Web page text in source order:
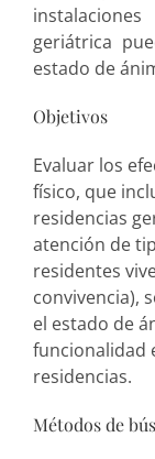
geriátrica
estado de
Objetivos
Evaluar los
físico, que
residencias
atención de
residentes
convivencia),
el estado de
funcionalidad
residencias.
Métodos de